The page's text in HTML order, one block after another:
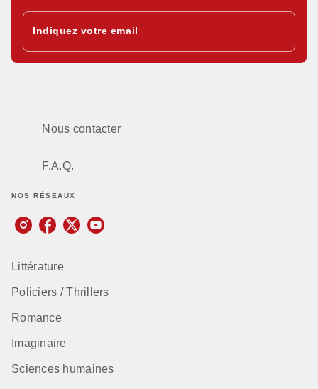
Indiquez votre email
Nous contacter
F.A.Q.
NOS RÉSEAUX
Littérature
Policiers / Thrillers
Romance
Imaginaire
Sciences humaines